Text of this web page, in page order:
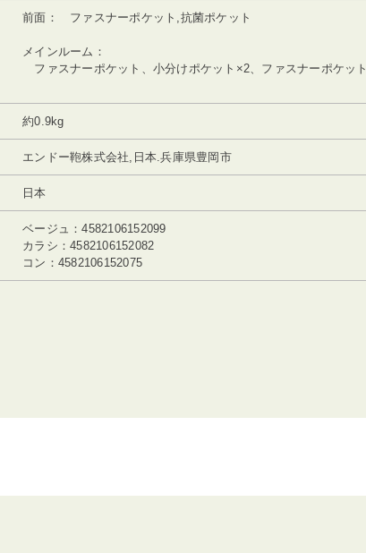
前面： ファスナーポケット,抗菌ポケット
メインルーム：
ファスナーポケット、小分けポケット×2、ファスナーポケット
約0.9kg
エンドー鞄株式会社,日本.兵庫県豊岡市
日本
ベージュ：4582106152099
カラシ：4582106152082
コン：4582106152075